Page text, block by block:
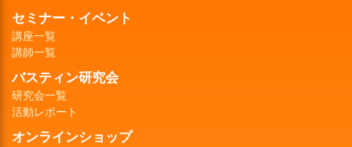
セミナー・イベント
講座一覧
講師一覧
バスティン研究会
研究会一覧
活動レポート
オンラインショップ